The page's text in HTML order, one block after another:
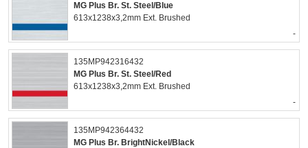
MG Plus Br. St. Steel/Blue
613x1238x3,2mm Ext. Brushed
-
135MP942316432
MG Plus Br. St. Steel/Red
613x1238x3,2mm Ext. Brushed
-
135MP942364432
MG Plus Br. BrightNickel/Black